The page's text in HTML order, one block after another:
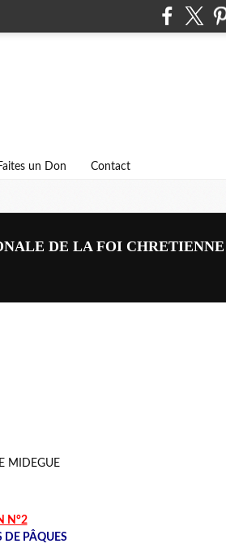
un Don Contact
DE LA FOI CHRETIENNE
N°2
DE PÂQUES